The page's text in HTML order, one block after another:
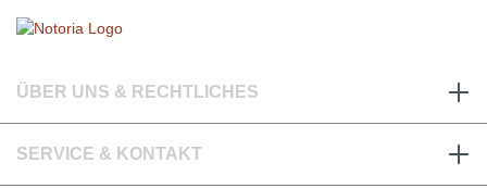
ÜBER UNS & RECHTLICHES
SERVICE & KONTAKT